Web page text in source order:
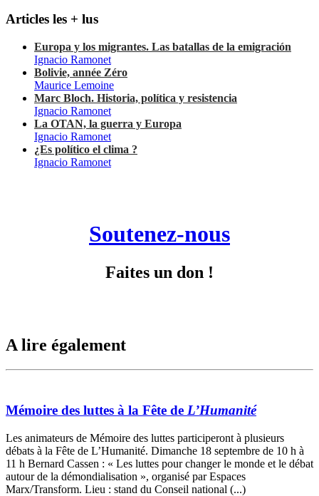
Articles les + lus
Europa y los migrantes. Las batallas de la emigración
Ignacio Ramonet
Bolivie, année Zéro
Maurice Lemoine
Marc Bloch. Historia, política y resistencia
Ignacio Ramonet
La OTAN, la guerra y Europa
Ignacio Ramonet
¿Es político el clima ?
Ignacio Ramonet
Soutenez-nous
Faites un don !
A lire également
Mémoire des luttes à la Fête de L’Humanité
Les animateurs de Mémoire des luttes participeront à plusieurs
débats à la Fête de L’Humanité. Dimanche 18 septembre de 10 h à
11 h Bernard Cassen : « Les luttes pour changer le monde et le débat
autour de la démondialisation », organisé par Espaces
Marx/Transform. Lieu : stand du Conseil national (...)